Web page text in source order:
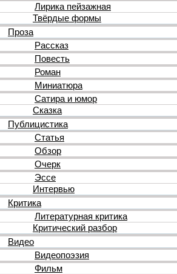
Лирика пейзажная
Твёрдые формы
Проза
Рассказ
Повесть
Роман
Миниатюра
Сатира и юмор
Сказка
Публицистика
Статья
Обзор
Очерк
Эссе
Интервью
Критика
Литературная критика
Критический разбор
Видео
Видеопоэзия
Фильм
анонс
видеоплеера
аудиоплеера